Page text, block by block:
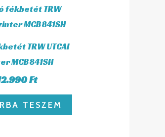
TRW UTCAI
MCB841SH
Ft
TESZEM